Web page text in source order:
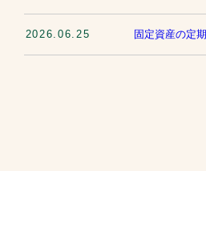
2026.06.25 固定資産の定